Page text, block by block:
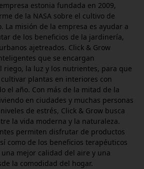
estonia fundada en 2009,
de la NASA sobre el cultivo de
La misión de la empresa es ayudar a
de los beneficios de la jardinería,
ajetreados. Click & Grow
que se encargan
riego, la luz y los nutrientes, para que
plantas en interiores con
el año. Con más de la mitad de la
en ciudades y muchas personas
de estrés, Click & Grow busca
la vida moderna y la naturaleza.
permiten disfrutar de productos
como de los beneficios terapéuticos
mejor calidad del aire y una
la comodidad del hogar.